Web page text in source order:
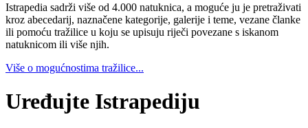
Istrapedia sadrži više od 4.000 natuknica, a moguće ju je pretraživati
kroz abecedarij, naznačene kategorije, galerije i teme, vezane članke
ili pomoću tražilice u koju se upisuju riječi povezane s iskanom
natuknicom ili više njih.
Više o mogućnostima tražilice...
Uređujte Istrapediju